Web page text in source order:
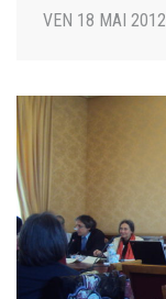
VEN 18 MAI 2012